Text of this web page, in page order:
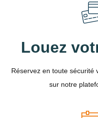
Louez
Réservez en toute sécurité
sur notre